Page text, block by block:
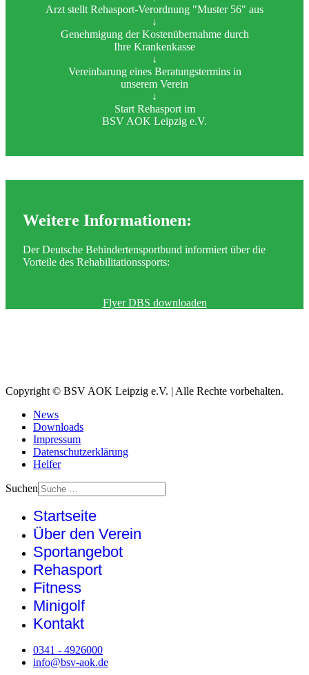
Arzt stellt Rehasport-Verordnung "Muster 56" aus
↓
Genehmigung der Kostenübernahme durch
Ihre Krankenkasse
↓
Vereinbarung eines Beratungstermins in
unserem Verein
↓
Start Rehasport im
BSV AOK Leipzig e.V.
Weitere Informationen:
Der Deutsche Behindertensportbund informiert über die
Vorteile des Rehabilitationssports:
Flyer DBS downloaden
Copyright © BSV AOK Leipzig e.V. | Alle Rechte vorbehalten.
News
Downloads
Impressum
Datenschutzerklärung
Helfer
Suchen
Startseite
Über den Verein
Sportangebot
Rehasport
Fitness
Minigolf
Kontakt
0341 - 4926000
info@bsv-aok.de